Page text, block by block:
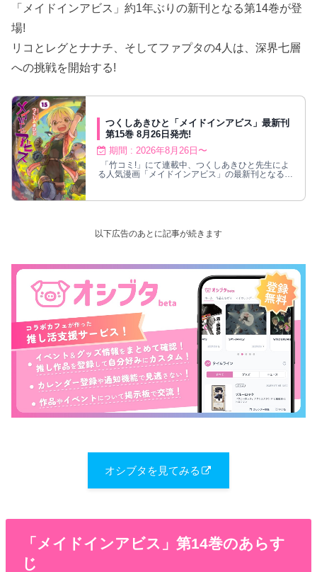
「メイドインアビス」約1年ぶりの新刊となる第14巻が登
場!
リコとレグとナナチ、そしてファプタの4人は、深界七層
への挑戦を開始する!
つくしあきひと「メイドインアビス」最新刊
第15巻 8月26日発売!
期間 : 2026年8月26日〜
「竹コミ!」にて連載中、つくしあきひと先生によ
る人気漫画「メイドインアビス」の最新刊となる第
以下広告のあとに記事が続きます
オシブタを見てみる
「メイドインアビス」第14巻のあらす
じ